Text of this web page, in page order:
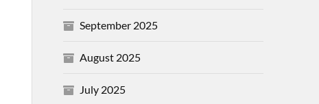
September 2025
August 2025
July 2025